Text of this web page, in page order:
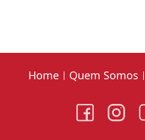
Home Quem Somos